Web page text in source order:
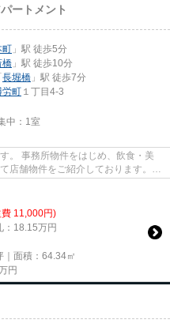
ートメント
町 」駅 徒歩5分
橋 」駅 徒歩10分
長堀橋 」駅 徒歩7分
労町 １丁目4-3
中： 1室
。 事務所物件をはじめ、飲食・美
店舗物件をご紹介しております。
11,000円)
：18.15万円
｜面積：64.34㎡
円